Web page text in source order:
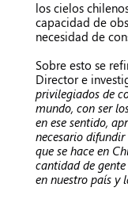
los cielos
capacidad de
necesidad de
Sobre esto se
Director e
privilegiados de
mundo, con ser
en ese sentido,
necesario
que se hace en
cantidad de
en nuestro país y